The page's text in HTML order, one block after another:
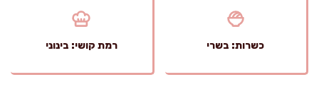
כשרות: בשרי רמת קושי: בינוני